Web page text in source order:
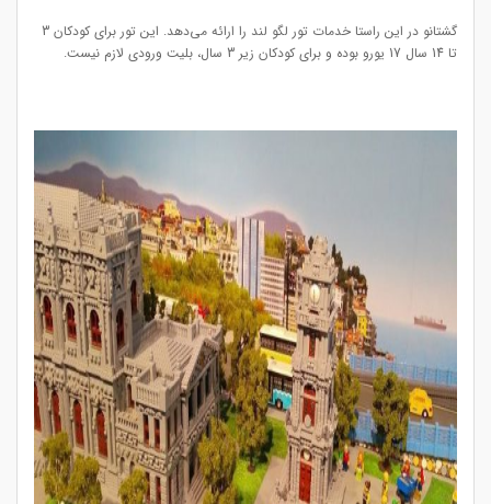
گشتانو در این راستا خدمات تور لگو لند را ارائه می‌دهد. این تور برای کودکان 3
تا 14 سال 17 یورو بوده و برای کودکان زیر 3 سال، بلیت ورودی لازم نیست.